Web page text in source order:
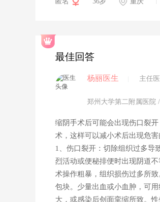
最佳回答
杨丽医生 主任
郑州大学第二附属医院
缩阴手术后可能会出现伤口裂
术，这样可以减小术后出现危
1、伤口裂开：切除组织过多导
烈活动或便秘排便时出现阴道
术操作粗暴，组织损伤过多所
包块。少量出血或小血肿，可
大，或感染后创面挛缩所致。